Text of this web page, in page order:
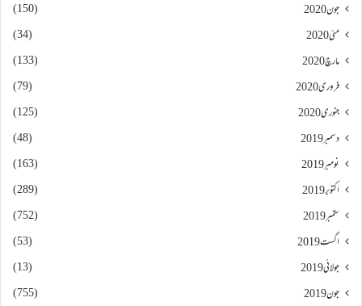
جون 2020
(150)
مئی 2020
(34)
مارچ 2020
(133)
فروری 2020
(79)
جنوری 2020
(125)
دسمبر 2019
(48)
نومبر 2019
(163)
اکتوبر 2019
(289)
ستمبر 2019
(752)
اگست 2019
(53)
جولائی 2019
(13)
جون 2019
(755)